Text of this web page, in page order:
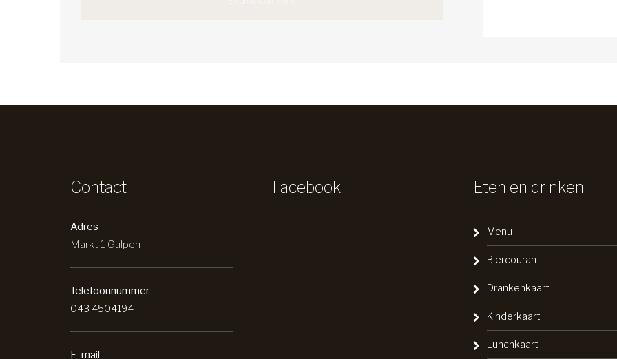
Contact
Adres
Markt 1 Gulpen
Telefoonnummer
043 4504194
E-mail
Facebook Eten en drinken
Menu
Biercourant
Drankenkaart
Kinderkaart
Lunchkaart